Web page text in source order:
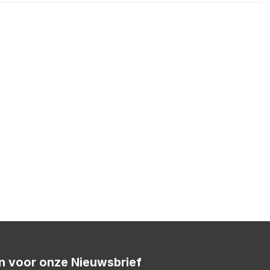
voor onze Nieuwsbrief